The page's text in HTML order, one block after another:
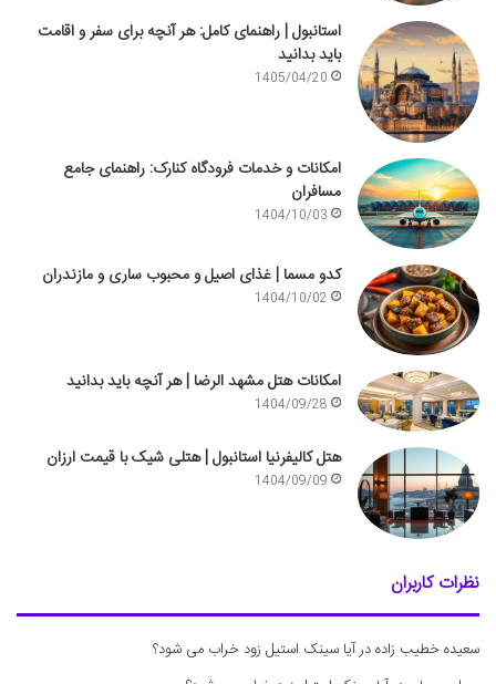
استانبول | راهنمای کامل: هر آنچه برای سفر و اقامت
باید بدانید
1405/04/20
امکانات و خدمات فرودگاه کنارک: راهنمای جامع
مسافران
1404/10/03
کدو مسما | غذای اصیل و محبوب ساری و مازندران
1404/10/02
امکانات هتل مشهد الرضا | هر آنچه باید بدانید
1404/09/28
هتل کالیفرنیا استانبول | هتلی شیک با قیمت ارزان
1404/09/09
نظرات کاربران
سعیده خطیب زادهدرآیا سینک استیل زود خراب می شود؟